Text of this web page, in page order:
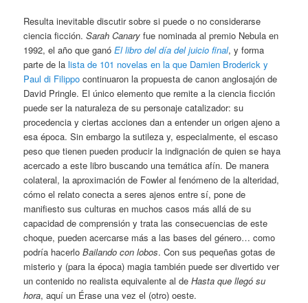
Resulta inevitable discutir sobre si puede o no considerarse
ciencia ficción.Sarah Canary fue nominada al premio Nebula en
1992, el año que ganóEl libro del día del juicio final, y forma
parte de lalista de 101 novelas en la que Damien Broderick y
Paul di Filippo continuaron la propuesta de canon anglosajón de
David Pringle. El único elemento que remite a la ciencia ficción
puede ser la naturaleza de su personaje catalizador: su
procedencia y ciertas acciones dan a entender un origen ajeno a
esa época. Sin embargo la sutileza y, especialmente, el escaso
peso que tienen pueden producir la indignación de quien se haya
acercado a este libro buscando una temática afín. De manera
colateral, la aproximación de Fowler al fenómeno de la alteridad,
cómo el relato conecta a seres ajenos entre sí, pone de
manifiesto sus culturas en muchos casos más allá de su
capacidad de comprensión y trata las consecuencias de este
choque, pueden acercarse más a las bases del género… como
podría hacerloBailando con lobos. Con sus pequeñas gotas de
misterio y (para la época) magia también puede ser divertido ver
un contenido no realista equivalente al deHasta que llegó su
hora, aquí un Érase una vez el (otro) oeste.